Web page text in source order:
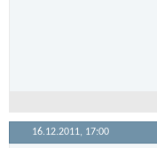
16.12.2011, 17:00